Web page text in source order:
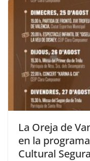
La Oreja de
en la
Cultural